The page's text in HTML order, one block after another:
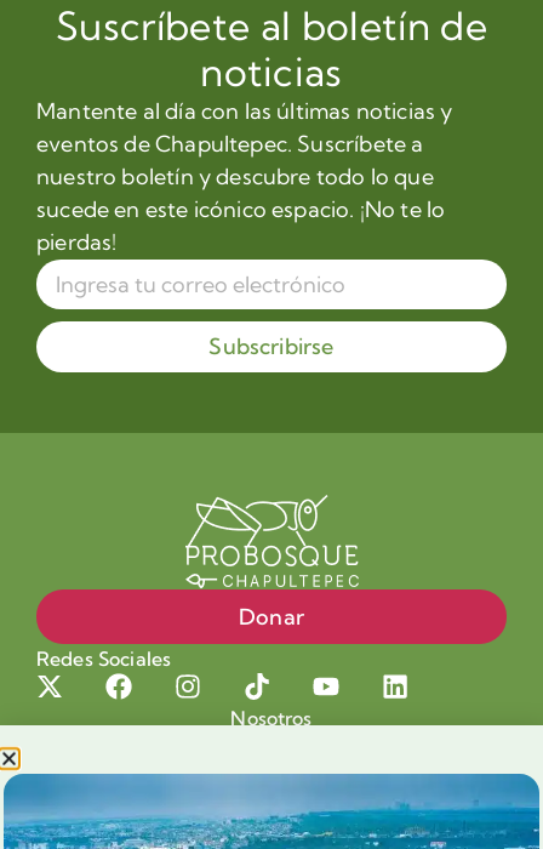
Suscríbete al boletín de
noticias
Mantente al día con las últimas noticias y
eventos de Chapultepec. Suscríbete a
nuestro boletín y descubre todo lo que
sucede en este icónico espacio. ¡No te lo
pierdas!
Subscribirse
Donar
Redes Sociales
Nosotros
Nuestra Causa